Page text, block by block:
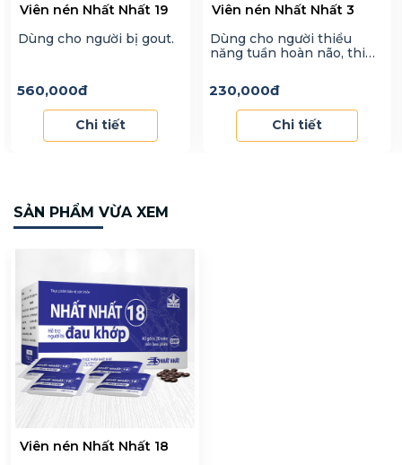
Viên nén Nhất Nhất 19
Dùng cho người bị gout.
560,000đ
Chi tiết
Viên nén Nhất Nhất 3
Dùng cho người thiểu
năng tuần hoàn não, thiểu
230,000đ
Chi tiết
SẢN PHẨM VỪA XEM
Viên nén Nhất Nhất 18